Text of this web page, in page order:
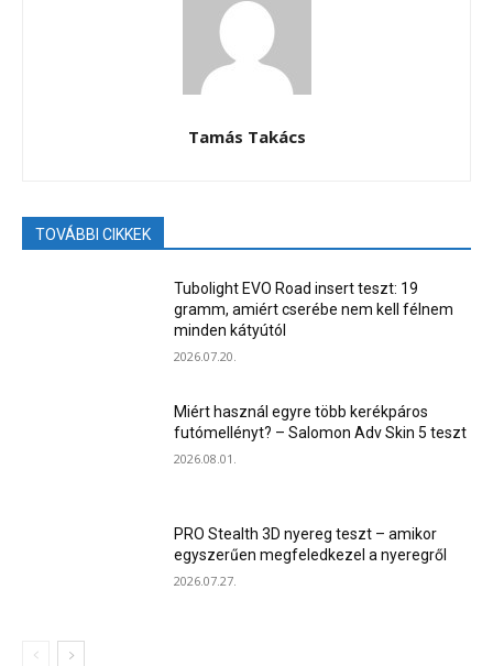
Tamás Takács
TOVÁBBI CIKKEK
Tubolight EVO Road insert teszt: 19
gramm, amiért cserébe nem kell félnem
minden kátyútól
2026.07.20.
Miért használ egyre több kerékpáros
futómellényt? – Salomon Adv Skin 5 teszt
2026.08.01.
PRO Stealth 3D nyereg teszt – amikor
egyszerűen megfeledkezel a nyeregről
2026.07.27.